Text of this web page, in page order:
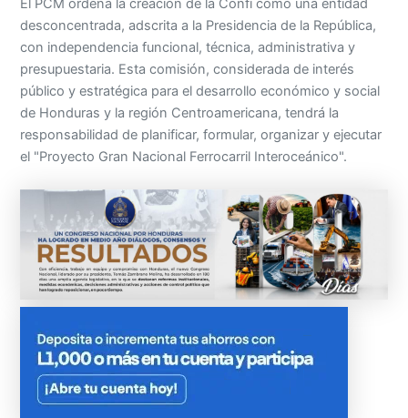
El PCM ordena la creación de la Confi como una entidad
desconcentrada, adscrita a la Presidencia de la República,
con independencia funcional, técnica, administrativa y
presupuestaria. Esta comisión, considerada de interés
público y estratégica para el desarrollo económico y social
de Honduras y la región Centroamericana, tendrá la
responsabilidad de planificar, formular, organizar y ejecutar
el "Proyecto Gran Nacional Ferrocarril Interoceánico".